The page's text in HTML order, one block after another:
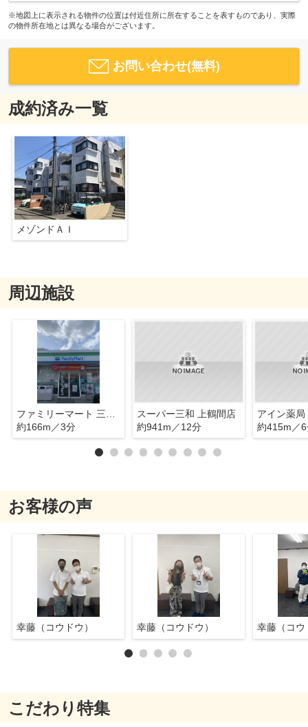
※地図上に表示される物件の位置は付近住所に所在することを表すものであり、実際
の物件所在地とは異なる場合がございます。
お問い合わせ(無料)
成約済み一覧
メゾンドＡＩ
周辺施設
約166m／3分
スーパー三和 上鶴間店
約941m／12分
アイン薬局
約415m／
お客様の声
幸藤（コウドウ） 幸藤（コウドウ） 幸藤（コウ
こだわり特集